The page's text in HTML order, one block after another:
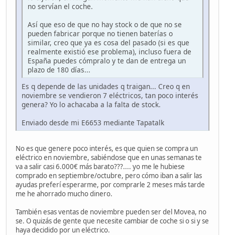
no servían el coche.
Así que eso de que no hay stock o de que no se
pueden fabricar porque no tienen baterías o
similar, creo que ya es cosa del pasado (si es que
realmente existió ese problema), incluso fuera de
España puedes cómpralo y te dan de entrega un
plazo de 180 días...
Es q depende de las unidades q traigan... Creo q en
noviembre se vendieron 7 eléctricos, tan poco interés
genera? Yo lo achacaba a la falta de stock.
Enviado desde mi E6653 mediante Tapatalk
No es que genere poco interés, es que quien se compra un
eléctrico en noviembre, sabiéndose que en unas semanas te
va a salir casi 6.000€ más barato???.... yo me le hubiese
comprado en septiembre/octubre, pero cómo iban a salir las
ayudas preferí esperarme, por comprarle 2 meses más tarde
me he ahorrado mucho dinero.
También esas ventas de noviembre pueden ser del Movea, no
se. O quizás de gente que necesite cambiar de coche si o si y se
haya decidido por un eléctrico.